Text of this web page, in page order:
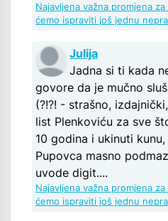
Najavljena važna promjena
ćemo ispraviti još jednu
Julija
Jadna si ti kada
govore da je mučno
(?!?! - strašno,
list Plenkoviću za sve
10 godina i ukinuti
Pupovca masno
uvode digit....
Najavljena važna promjena
ćemo ispraviti još jednu